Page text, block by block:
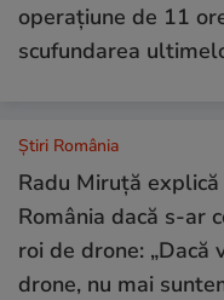
operațiune de 11
scufundarea
Știri România
Radu Miruță explică
România dacă s-ar
roi de drone: „Dacă
drone, nu mai